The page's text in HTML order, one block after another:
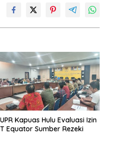
Kapuas Hulu Evaluasi Izin
Equator Sumber Rezeki